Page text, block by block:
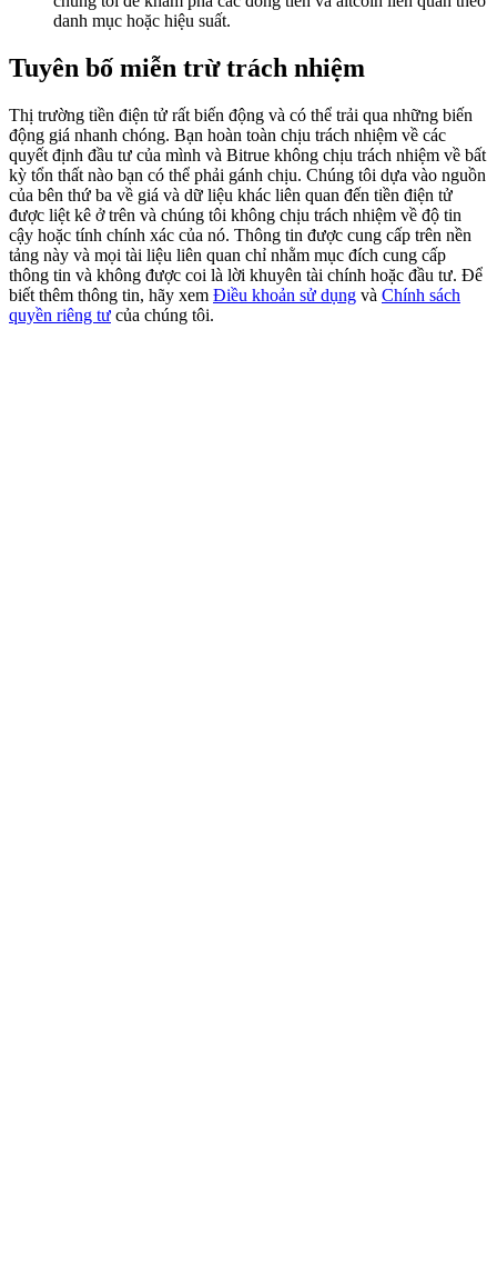
Register & Trade to Win 500,000 USDT
Precious Metals Trading Carnival
Trade Gold & Silver · 33,333 USDT Bonus
USDT New User Exclusive 10% APR
USDT Flexible Staking | Daily Rewards
danh mục hoặc hiệu suất.
Tuyên bố miễn trừ trách nhiệm
Thị trường tiền điện tử rất biến động và có thể trải qua những biến
động giá nhanh chóng. Bạn hoàn toàn chịu trách nhiệm về các
quyết định đầu tư của mình và Bitrue không chịu trách nhiệm về bất
kỳ tổn thất nào bạn có thể phải gánh chịu. Chúng tôi dựa vào nguồn
của bên thứ ba về giá và dữ liệu khác liên quan đến tiền điện tử
được liệt kê ở trên và chúng tôi không chịu trách nhiệm về độ tin
cậy hoặc tính chính xác của nó. Thông tin được cung cấp trên nền
tảng này và mọi tài liệu liên quan chỉ nhằm mục đích cung cấp
thông tin và không được coi là lời khuyên tài chính hoặc đầu tư. Để
biết thêm thông tin, hãy xem Điều khoản sử dụng và Chính sách
quyền riêng tư của chúng tôi.